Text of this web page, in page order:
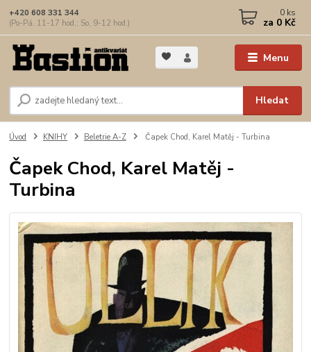
Menu
Hledat
+420 608 331 344
(Po-Pá, 11-17 hod.; So, 9-12 hod.)
0 ks
za 0 Kč
Úvod KNIHY Beletrie A-Z Čapek Chod, Karel Matěj - Turbina
Čapek Chod, Karel Matěj -
Turbina